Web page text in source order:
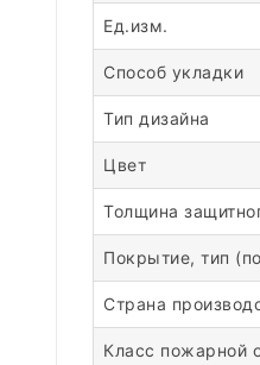
Ед.изм.
Способ укладки
Тип дизайна
Цвет
Толщина
Покрытие, тип
Страна
Класс пожарной